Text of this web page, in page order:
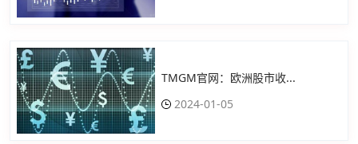
TMGM官网：欧洲股市收...
2024-01-05